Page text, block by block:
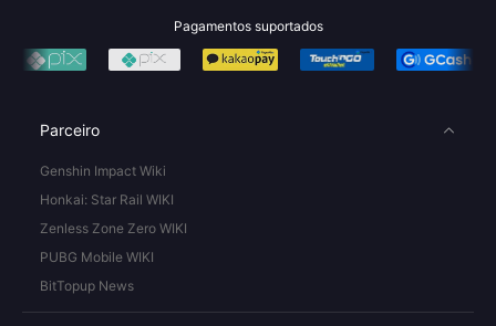
Pagamentos suportados
Parceiro
Genshin Impact Wiki
Honkai: Star Rail WIKI
Zenless Zone Zero WIKI
PUBG Mobile WIKI
BitTopup News